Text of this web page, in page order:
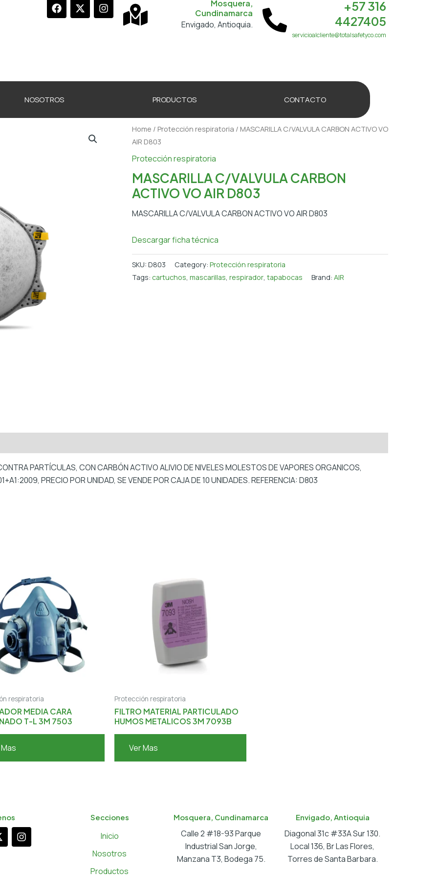
F
a
c
X
-
t
r
I
n
s
m
Mosquera,
Cundinamarca
Envigado, Antioquia.
+57 316
4427405
servicioalcliente@totalsafetyco.com
NOSOTROS PRODUCTOS CONTACTO
Home / Protección respiratoria / MASCARILLA C/VALVULA CARBON ACTIVO VO
AIR D803
Protección respiratoria
MASCARILLA C/VALVULA CARBON
ACTIVO VO AIR D803
MASCARILLA C/VALVULA CARBON ACTIVO VO AIR D803
Descargar ficha técnica
SKU: D803 Category: Protección respiratoria
Tags: cartuchos mascarillas respirador, tapabocas Brand: AIR
PARTÍCULAS, CON CARBÓN ACTIVO ALIVIO DE NIVELES MOLESTOS DE VAPORES ORGANICOS,
PRECIO POR UNIDAD, SE VENDE POR CAJA DE 10 UNIDADES. REFERENCIA: D803
respiratoria
MEDIA CARA
T-L 3M 7503
Protección respiratoria
FILTRO MATERIAL PARTICULADO
HUMOS METALICOS 3M 7093B
Ver Mas
I
n
s
Secciones
Inicio
Nosotros
Productos
Mosquera, Cundinamarca
Calle 2 #18-93 Parque
Industrial San Jorge,
Manzana T3, Bodega 75.
Envigado, Antioquia
Diagonal 31c #33A Sur 130.
Local 136, Br Las Flores,
Torres de Santa Barbara.